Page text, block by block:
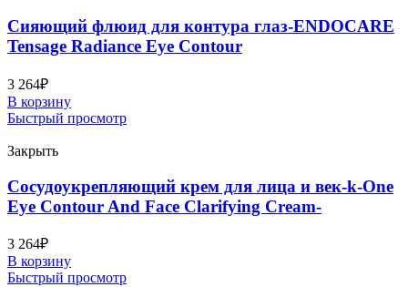
Сияющий флюид для контура глаз-ENDOCARE
Tensage Radiance Eye Contour
3 264₽
В корзину
Быстрый просмотр
Закрыть
Сосудоукрепляющий крем для лица и век-k-One
Eye Contour And Face Clarifying Cream-
3 264₽
В корзину
Быстрый просмотр